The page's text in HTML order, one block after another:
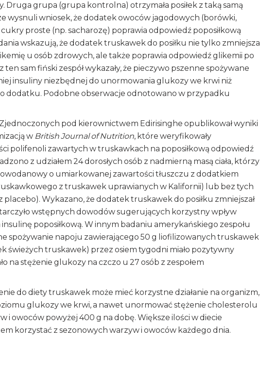
Druga grupa (grupa kontrolna) otrzymała posiłek z taką samą
wysnuli wniosek, że dodatek owoców jagodowych (borówki,
proste (np. sacharozę) poprawia odpowiedź poposiłkową
wskazują, że dodatek truskawek do posiłku nie tylko zmniejsza
u osób zdrowych, ale także poprawia odpowiedź glikemii po
sam fiński zespół wykazały, że pieczywo pszenne spożywane
insuliny niezbędnej do unormowania glukozy we krwi niż
dodatku. Podobne obserwacje odnotowano w przypadku
Zjednoczonych pod kierownictwem Edirisinghe opublikował wyniki
w British Journal of Nutrition, które weryfikowały
polifenoli zawartych w truskawkach na poposiłkową odpowiedź
z udziałem 24 dorosłych osób z nadmierną masą ciała, którzy
o umiarkowanej zawartości tłuszczu z dodatkiem
z truskawek uprawianych w Kalifornii) lub bez tych
Wykazano, że dodatek truskawek do posiłku zmniejszał
wstępnych dowodów sugerujących korzystny wpływ
poposiłkową. W innym badaniu amerykańskiego zespołu
spożywanie napoju zawierającego 50 g liofilizowanych truskawek
świeżych truskawek) przez osiem tygodni miało pozytywny
na stężenie glukozy na czczo u 27 osób z zespołem
do diety truskawek może mieć korzystne działanie na organizm,
glukozy we krwi, a nawet unormować stężenie cholesterolu
i owoców powyżej 400 g na dobę. Większe ilości w diecie
korzystać z sezonowych warzyw i owoców każdego dnia.